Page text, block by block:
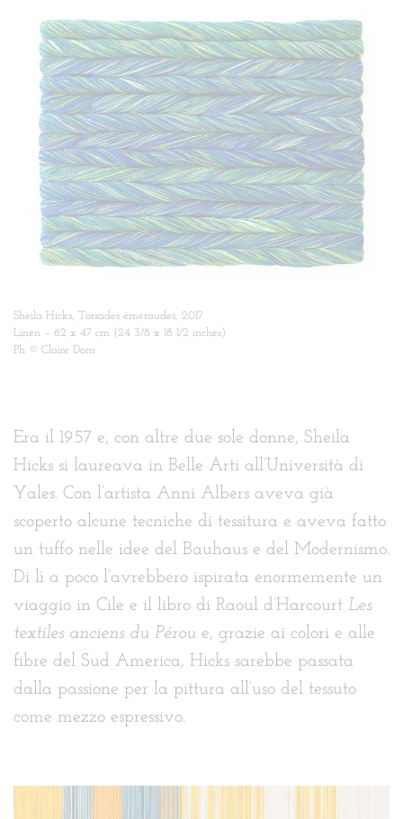
Sheila Hicks, Torsades émeraudes, 2017
Linen – 62 x 47 cm (24 3/8 x 18 1/2 inches)
Ph © Claire Dorn
Era il 1957 e, con altre due sole donne, Sheila
Hicks si laureava in Belle Arti all’Università di
Yales. Con l’artista Anni Albers aveva già
scoperto alcune tecniche di tessitura e aveva fatto
un tuffo nelle idee del Bauhaus e del Modernismo.
Di lì a poco l’avrebbero ispirata enormemente un
viaggio in Cile e il libro di Raoul d’Harcourt Les
textiles anciens du Pérou e, grazie ai colori e alle
fibre del Sud America, Hicks sarebbe passata
dalla passione per la pittura all’uso del tessuto
come mezzo espressivo.